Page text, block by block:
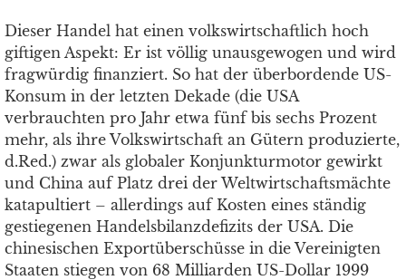
Dieser Handel hat einen volkswirtschaftlich hoch
giftigen Aspekt: Er ist völlig unausgewogen und wird
fragwürdig finanziert. So hat der überbordende US-
Konsum in der letzten Dekade (die USA
verbrauchten pro Jahr etwa fünf bis sechs Prozent
mehr, als ihre Volkswirtschaft an Gütern produzierte,
d.Red.) zwar als globaler Konjunkturmotor gewirkt
und China auf Platz drei der Weltwirtschaftsmächte
katapultiert – allerdings auf Kosten eines ständig
gestiegenen Handelsbilanzdefizits der USA. Die
chinesischen Exportüberschüsse in die Vereinigten
Staaten stiegen von 68 Milliarden US-Dollar 1999